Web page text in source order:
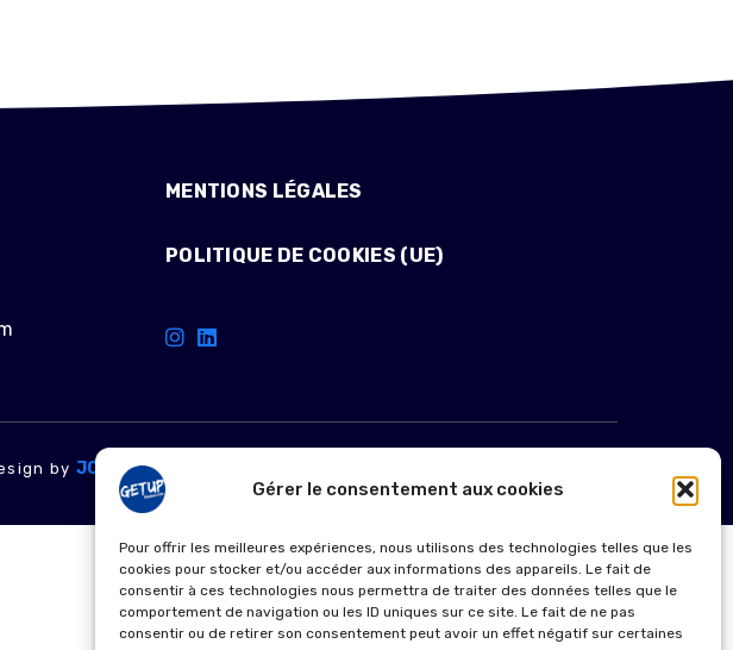
Gérer le consentement aux cookies
Pour offrir les meilleures expériences, nous utilisons des technologies telles que les
cookies pour stocker et/ou accéder aux informations des appareils. Le fait de
consentir à ces technologies nous permettra de traiter des données telles que le
comportement de navigation ou les ID uniques sur ce site. Le fait de ne pas
consentir ou de retirer son consentement peut avoir un effet négatif sur certaines
MENTIONS LÉGALES
POLITIQUE DE COOKIES (UE)
by JONE